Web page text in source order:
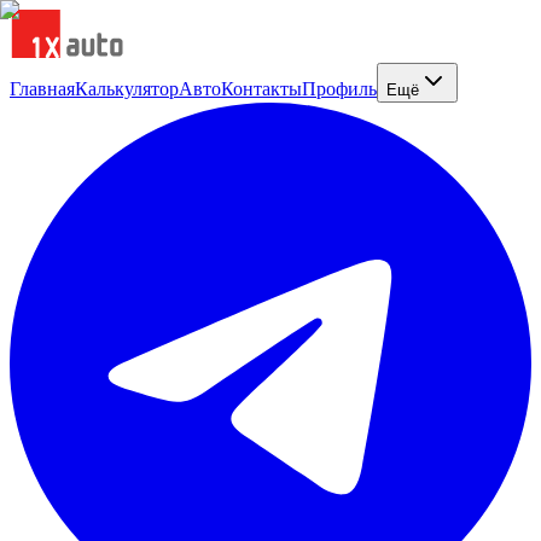
ГлавнаяКалькуляторАвтоКонтактыПрофиль Ещё